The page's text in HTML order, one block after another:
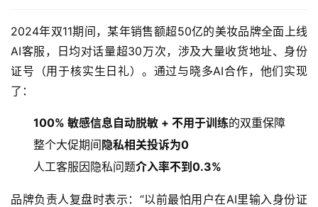
2024年双11期间，某年销售额超50亿的美妆品牌全面上线
AI客服，日均对话量超30万次，涉及大量收货地址、身份
证号（用于核实生日礼）。通过与晓多AI合作，他们实现
了：
100% 敏感信息自动脱敏 + 不用于训练的双重保障
整个大促期间隐私相关投诉为0
人工客服因隐私问题介入率不到0.3%
品牌负责人复盘时表示：“以前最怕用户在AI里输入身份证